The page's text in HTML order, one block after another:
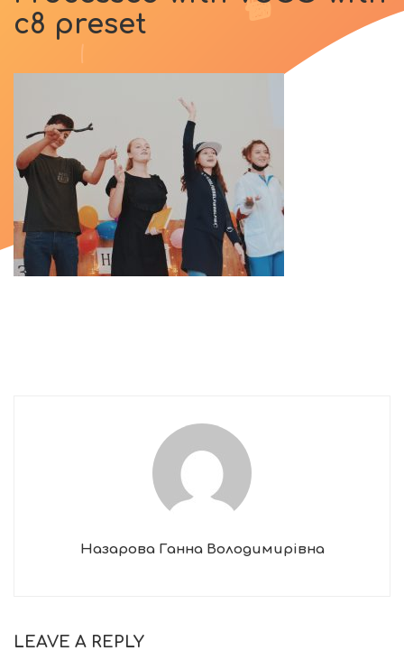
c8 preset
Назарова Ганна Володимирівна
LEAVE A REPLY